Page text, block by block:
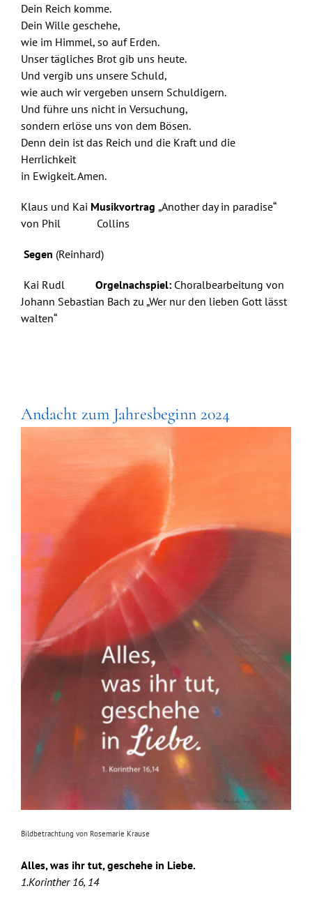
Dein Reich komme.
Dein Wille geschehe,
wie im Himmel, so auf Erden.
Unser tägliches Brot gib uns heute.
Und vergib uns unsere Schuld,
wie auch wir vergeben unsern Schuldigern.
Und führe uns nicht in Versuchung,
sondern erlöse uns von dem Bösen.
Denn dein ist das Reich und die Kraft und die
Herrlichkeit
in Ewigkeit. Amen.
Klaus und Kai Musikvortrag „Another day in paradise“
von Phil Collins
Segen (Reinhard)
Kai Rudl Orgelnachspiel: Choralbearbeitung von
Johann Sebastian Bach zu „Wer nur den lieben Gott lässt
walten“
Andacht zum Jahresbeginn 2024
Bildbetrachtung von Rosemarie Krause
Alles, was ihr tut, geschehe in Liebe.
1.Korinther 16, 14